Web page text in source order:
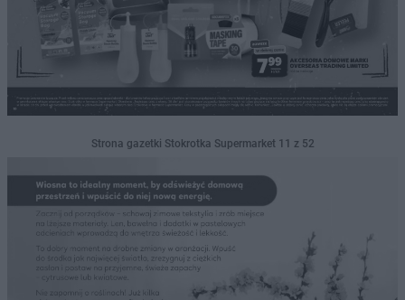
Strona gazetki Stokrotka Supermarket 11 z 52